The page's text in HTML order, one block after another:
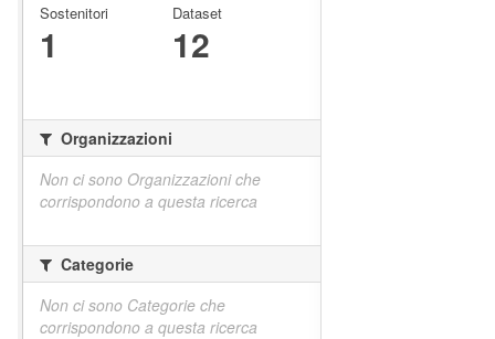
Sostenitori
1
Dataset
12
Organizzazioni
Non ci sono Organizzazioni che
corrispondono a questa ricerca
Categorie
Non ci sono Categorie che
corrispondono a questa ricerca